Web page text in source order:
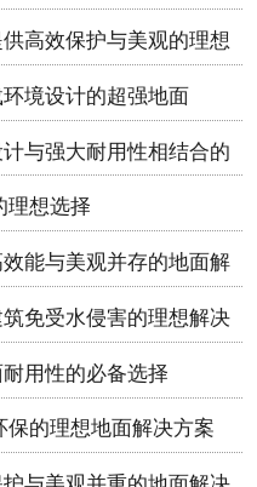
高效保护与美观的理想
境设计的超强地面
与强大耐用性相结合的
理想选择
能与美观并存的地面解
免受水侵害的理想解决
用性的必备选择
保的理想地面解决方案